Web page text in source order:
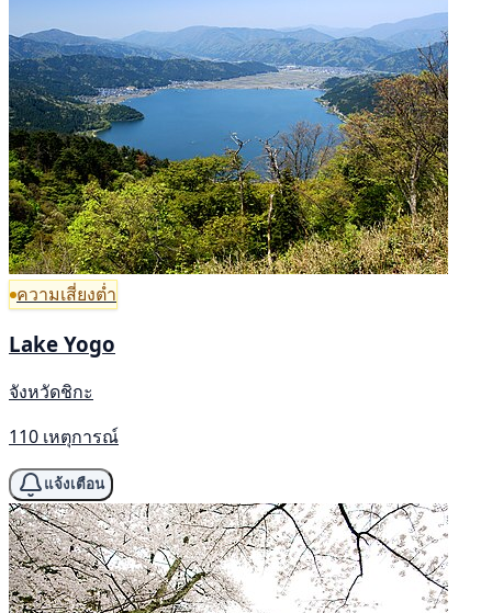
ความเสี่ยงต่ำ
Lake Yogo
จังหวัดชิกะ
110 เหตุการณ์
แจ้งเตือน